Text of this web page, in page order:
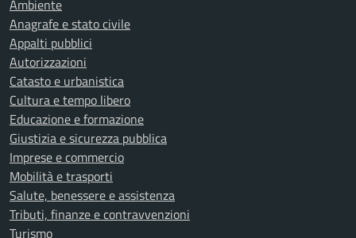
Ambiente
Anagrafe e stato civile
Appalti pubblici
Autorizzazioni
Catasto e urbanistica
Cultura e tempo libero
Educazione e formazione
Giustizia e sicurezza pubblica
Imprese e commercio
Mobilità e trasporti
Salute, benessere e assistenza
Tributi, finanze e contravvenzioni
Turismo